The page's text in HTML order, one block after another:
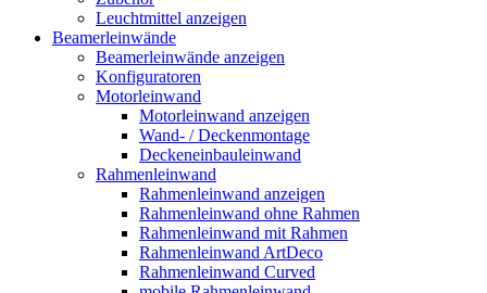
Leuchtmittel anzeigen
Beamerleinwände
Beamerleinwände anzeigen
Konfiguratoren
Motorleinwand
Motorleinwand anzeigen
Wand- / Deckenmontage
Deckeneinbauleinwand
Rahmenleinwand
Rahmenleinwand anzeigen
Rahmenleinwand ohne Rahmen
Rahmenleinwand mit Rahmen
Rahmenleinwand ArtDeco
Rahmenleinwand Curved